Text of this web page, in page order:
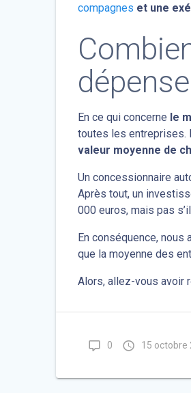
compagnes et une
En ce qui concerne le
toutes les entreprises.
valeur moyenne de
Un concessionnaire
Après tout, un
000 euros, mais pas
En conséquence,
que la moyenne des
Alors, allez-vous avoir
0 15 octobre